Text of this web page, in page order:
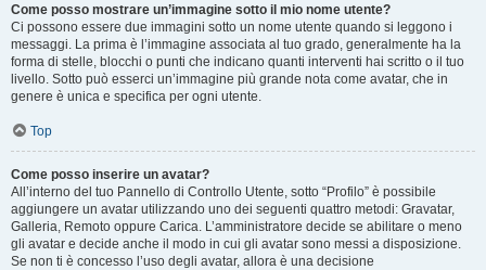
Come posso mostrare un’immagine sotto il mio nome utente?
Ci possono essere due immagini sotto un nome utente quando si leggono i
messaggi. La prima è l’immagine associata al tuo grado, generalmente ha la
forma di stelle, blocchi o punti che indicano quanti interventi hai scritto o il tuo
livello. Sotto può esserci un’immagine più grande nota come avatar, che in
genere è unica e specifica per ogni utente.
Top
Come posso inserire un avatar?
All’interno del tuo Pannello di Controllo Utente, sotto “Profilo” è possibile
aggiungere un avatar utilizzando uno dei seguenti quattro metodi: Gravatar,
Galleria, Remoto oppure Carica. L’amministratore decide se abilitare o meno
gli avatar e decide anche il modo in cui gli avatar sono messi a disposizione.
Se non ti è concesso l’uso degli avatar, allora è una decisione